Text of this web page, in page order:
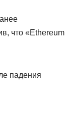
что «Ethereum
падения